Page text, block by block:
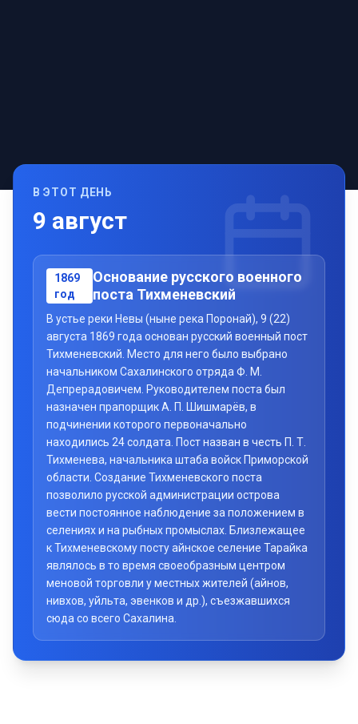
В ЭТОТ ДЕНЬ
9 август
1869
год
Основание русского военного
поста Тихменевский
В устье реки Невы (ныне река Поронай), 9 (22)
августа 1869 года основан русский военный пост
Тихменевский. Место для него было выбрано
начальником Сахалинского отряда Ф. М.
Депрерадовичем. Руководителем поста был
назначен прапорщик А. П. Шишмарёв, в
подчинении которого первоначально
находились 24 солдата. Пост назван в честь П. Т.
Тихменева, начальника штаба войск Приморской
области. Создание Тихменевского поста
позволило русской администрации острова
вести постоянное наблюдение за положением в
селениях и на рыбных промыслах. Близлежащее
к Тихменевскому посту айнское селение Тарайка
являлось в то время своеобразным центром
меновой торговли у местных жителей (айнов,
нивхов, уйльта, эвенков и др.), съезжавшихся
сюда со всего Сахалина.